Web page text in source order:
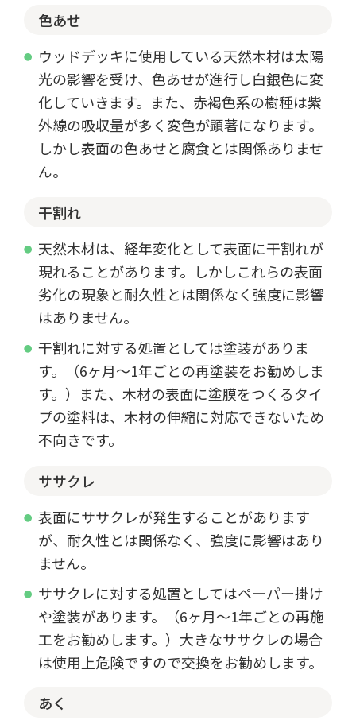
色あせ
ウッドデッキに使用している天然木材は太陽
光の影響を受け、色あせが進行し白銀色に変
化していきます。また、赤褐色系の樹種は紫
外線の吸収量が多く変色が顕著になります。
しかし表面の色あせと腐食とは関係ありませ
ん。
干割れ
天然木材は、経年変化として表面に干割れが
現れることがあります。しかしこれらの表面
劣化の現象と耐久性とは関係なく強度に影響
はありません。
干割れに対する処置としては塗装がありま
す。（6ヶ月～1年ごとの再塗装をお勧めしま
す。）また、木材の表面に塗膜をつくるタイ
プの塗料は、木材の伸縮に対応できないため
不向きです。
ササクレ
表面にササクレが発生することがあります
が、耐久性とは関係なく、強度に影響はあり
ません。
ササクレに対する処置としてはペーパー掛け
や塗装があります。（6ヶ月～1年ごとの再施
工をお勧めします。）大きなササクレの場合
は使用上危険ですので交換をお勧めします。
あく